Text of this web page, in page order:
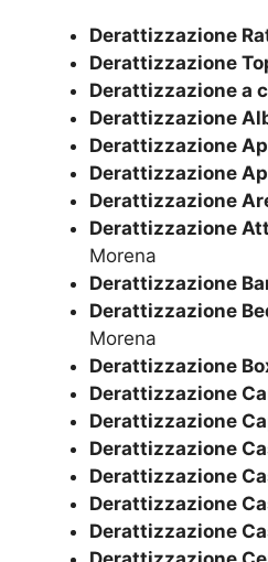
Derattizzazione
Derattizzazione
Derattizzazione a
Derattizzazione
Derattizzazione
Derattizzazione
Derattizzazione
Derattizzazione
Morena
Derattizzazione
Derattizzazione
Morena
Derattizzazione
Derattizzazione
Derattizzazione
Derattizzazione
Derattizzazione
Derattizzazione
Derattizzazione